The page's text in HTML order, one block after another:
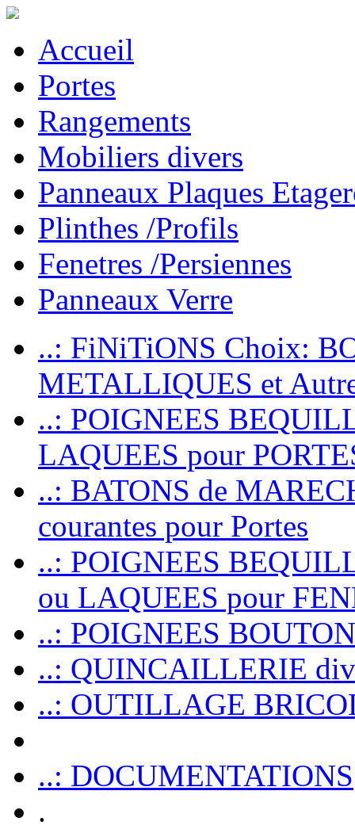
Accueil
Portes
Rangements
Mobiliers divers
Panneaux Plaques
Plinthes /Profils
Fenetres /Persiennes
Panneaux Verre
..: FiNiTiONS Choix:
METALLIQUES et
..: POIGNEES
LAQUEES pour
..: BATONS de
courantes pour Portes
..: POIGNEES
ou LAQUEES pour
..: POIGNEES
..: QUINCAILLERIE
..: OUTILLAGE
..: DOCUMENTATIONS
.